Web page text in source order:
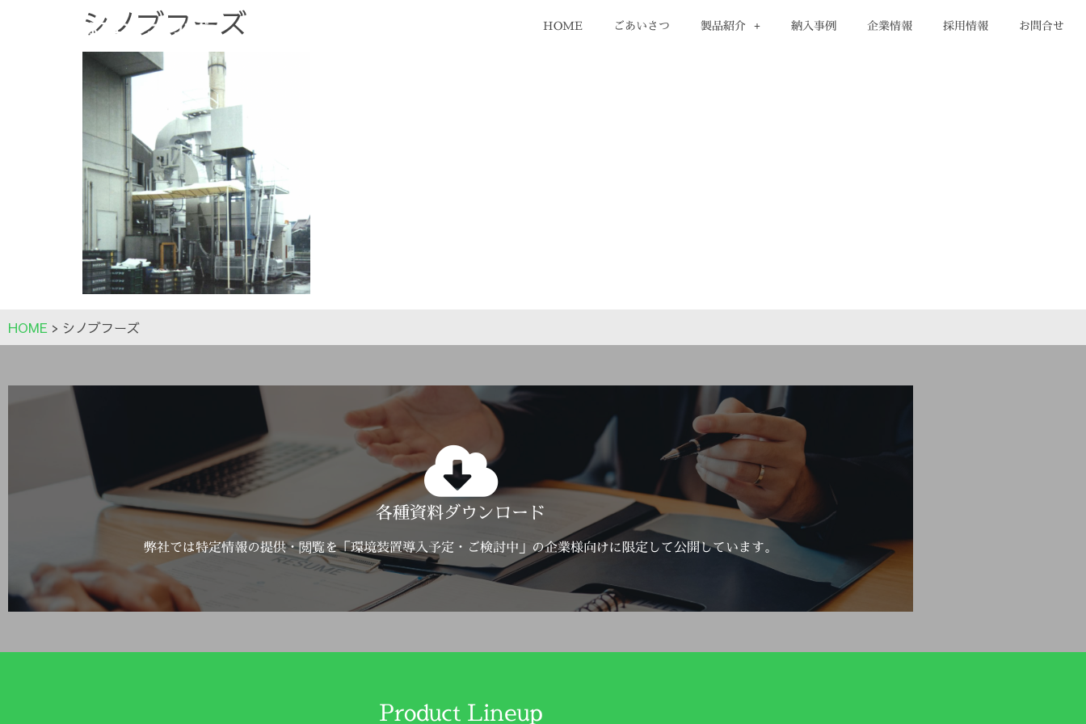
HOME ごあいさつ 製品紹介 納入事例 企業情報 採用情報 お問合せ
シノブフーズ
HOME > シノブフーズ
各種資料ダウンロード
弊社では特定情報の提供・閲覧を「環境装置導入予定・ご検討中」の企業様向けに限定して公開しています。
詳しくはこちら
Click Here
Product Lineup